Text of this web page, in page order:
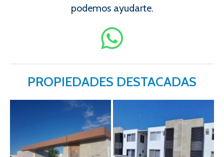
podemos ayudarte.
PROPIEDADES DESTACADAS